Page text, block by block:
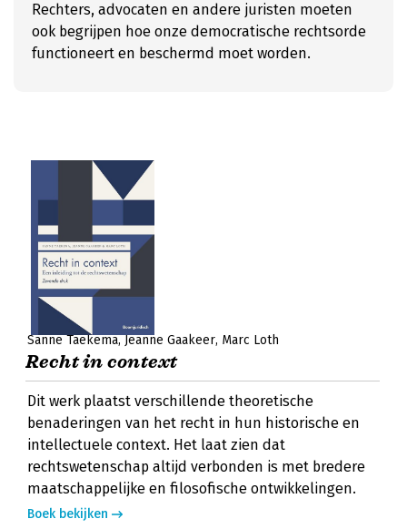
Rechters, advocaten en andere juristen moeten
ook begrijpen hoe onze democratische rechtsorde
functioneert en beschermd moet worden.
Sanne Taekema Jeanne Gaakeer Marc Loth
Recht in context
Dit werk plaatst verschillende theoretische
benaderingen van het recht in hun historische en
intellectuele context. Het laat zien dat
rechtswetenschap altijd verbonden is met bredere
maatschappelijke en filosofische ontwikkelingen.
Boek bekijken